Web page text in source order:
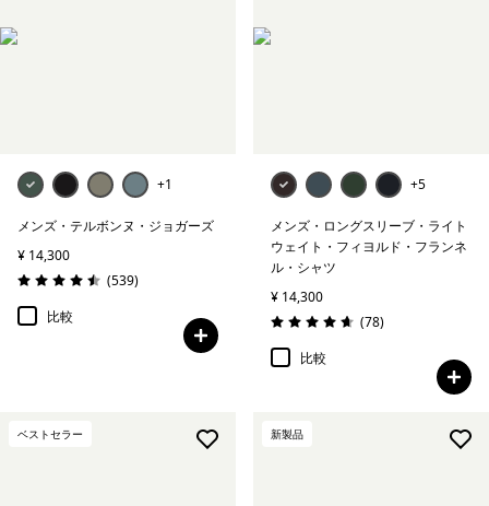
+1
メンズ・テルボンヌ・ジョガーズ
¥ 14,300
評価: 4.5 / 5
(539レビュー
)
比較
+5
メンズ・ロングスリーブ・ライト
ウェイト・フィヨルド・フランネ
ル・シャツ
¥ 14,300
評価: 4.7 / 5
(78レビュー
)
比較
ベストセラー 新製品